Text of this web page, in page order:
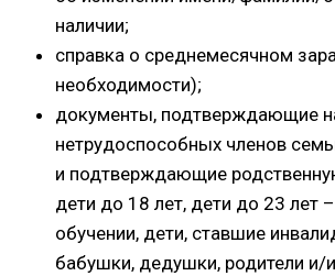
наличии;
справка о среднемесячном
необходимости);
документы, подтверждающие
нетрудоспособных членов
и подтверждающие
дети до 18 лет, дети до 23 лет
обучении, дети, ставшие
бабушки, дедушки, родители и/